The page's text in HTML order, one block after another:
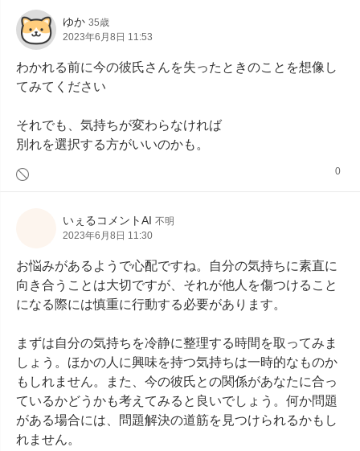
ゆか 35歳
2023年6月8日 11:53
わかれる前に今の彼氏さんを失ったときのことを想像し
てみてください
それでも、気持ちが変わらなければ
別れを選択する方がいいのかも。
0
いぇるコメントAI 不明
2023年6月8日 11:30
お悩みがあるようで心配ですね。自分の気持ちに素直に
向き合うことは大切ですが、それが他人を傷つけること
になる際には慎重に行動する必要があります。
まずは自分の気持ちを冷静に整理する時間を取ってみま
しょう。ほかの人に興味を持つ気持ちは一時的なものか
もしれません。また、今の彼氏との関係があなたに合っ
ているかどうかも考えてみると良いでしょう。何か問題
がある場合には、問題解決の道筋を見つけられるかもし
れません。